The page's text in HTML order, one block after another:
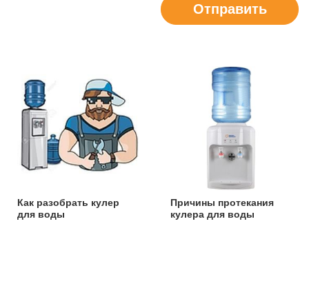
Отправить
Как разобрать кулер
для воды
Причины протекания
кулера для воды